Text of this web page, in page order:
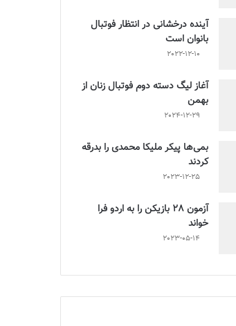
آینده درخشانی در انتظار فوتبال
بانوان است
2022-12-10
آغاز لیگ دسته دوم فوتبال زنان از
بهمن
2024-12-29
بمی‌ها پیکر ملیکا محمدی را بدرقه
کردند
2023-12-25
آزمون 28 بازیکن را به اردو فرا
خواند
2023-05-14